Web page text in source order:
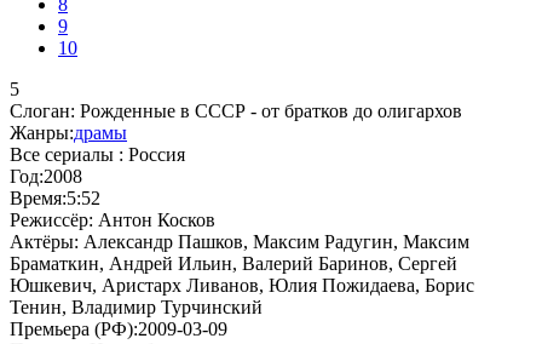
9
10
5
Слоган: Рожденные в СССР - от братков до олигархов
Жанры:драмы
Все сериалы : Россия
Год:2008
Время:5:52
Режиссёр: Антон Косков
Актёры: Александр Пашков, Максим Радугин, Максим
Браматкин, Андрей Ильин, Валерий Баринов, Сергей
Юшкевич, Аристарх Ливанов, Юлия Пожидаева, Борис
Тенин, Владимир Турчинский
Премьера (РФ):2009-03-09